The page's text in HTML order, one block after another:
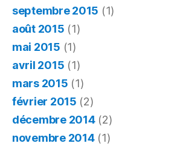
septembre 2015 (1)
août 2015 (1)
mai 2015 (1)
avril 2015 (1)
mars 2015 (1)
février 2015 (2)
décembre 2014(2)
novembre 2014(1)